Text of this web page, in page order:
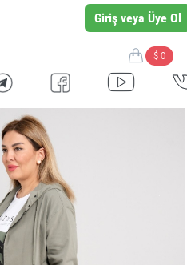
Giriş veya Üye Ol
$ 0